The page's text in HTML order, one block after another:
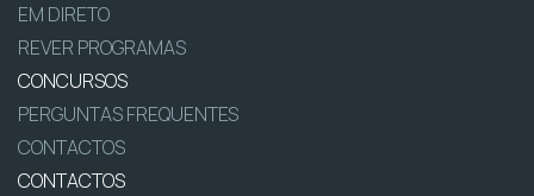
EM DIRETO
REVER PROGRAMAS
CONCURSOS
PERGUNTAS FREQUENTES
CONTACTOS
CONTACTOS